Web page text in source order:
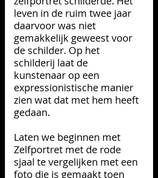
leven in de ruim twee jaar
daarvoor was niet
gemakkelijk geweest voor
de schilder. Op het
schilderij laat de
kunstenaar op een
expressionistische manier
zien wat dat met hem heeft
gedaan.
Laten we beginnen met
Zelfportret met de rode
sjaal te vergelijken met een
foto die is gemaakt toen